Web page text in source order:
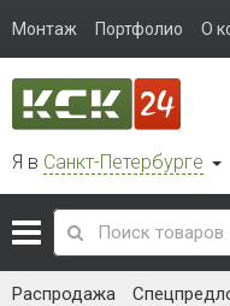
Монтаж Портфолио О
Я в Санкт-Петербурге
Распродажа